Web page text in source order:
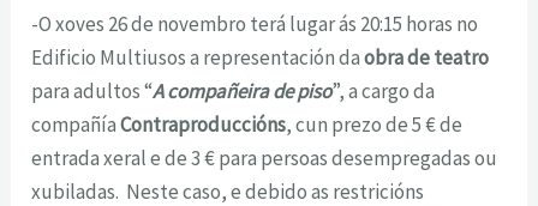
-O xoves 26 de novembro terá lugar ás 20:15 horas no
Edificio Multiusos a representación daobra de teatro
para adultos “A compañeira de piso”, a cargo da
compañíaContraproduccións, cun prezo de 5 € de
entrada xeral e de 3 € para persoas desempregadas ou
xubiladas. Neste caso, e debido as restricións